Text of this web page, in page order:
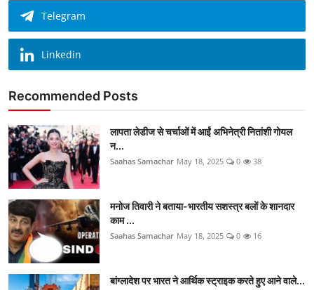
Telegram
Linkedin
Recommended Posts
लापता लेडीज से चर्चाओं में आईं अभिनेत्री नितांशी गोयल
न...
Saahas Samachar May 18, 2025 0 38
मनोज तिवारी ने बताया-भारतीय सशस्त्र बलों के शानदार
काम ...
Saahas Samachar May 18, 2025 0 16
बांग्लादेश पर भारत ने आर्थिक स्ट्राइक करते हुए आने वाले...